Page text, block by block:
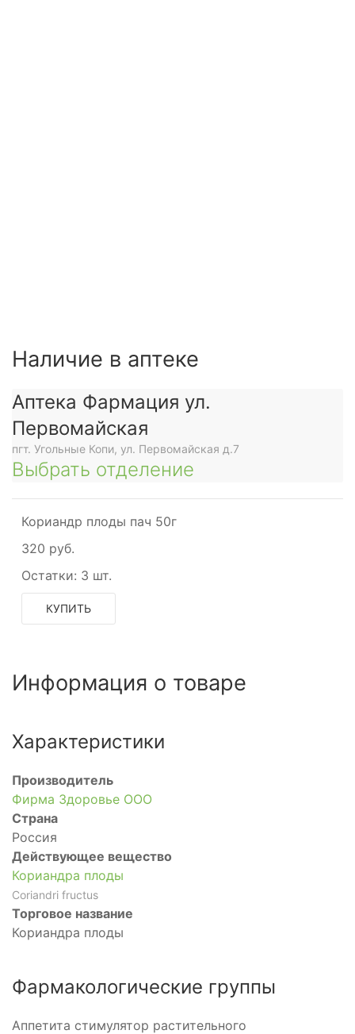
Наличие в аптеке
Аптека Фармация ул.
Первомайская
пгт. Угольные Копи, ул. Первомайская д.7
Выбрать отделение
Кориандр плоды пач 50г
320 руб.
Остатки: 3 шт.
КУПИТЬ
Информация о товаре
Характеристики
Производитель
Фирма Здоровье ООО
Страна
Россия
Действующее вещество
Кориандра плоды
Coriandri fructus
Торговое название
Кориандра плоды
Фармакологические группы
Аппетита стимулятор растительного